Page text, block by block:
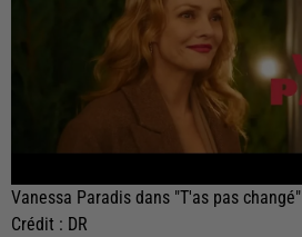
Vanessa Paradis dans "T'as pas changé"
Crédit : DR